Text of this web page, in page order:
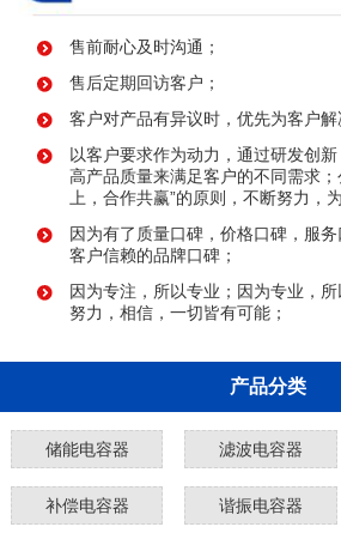
售前耐心及时沟通；
售后定期回访客户；
客户对产品有异议时，优先为客户解
以客户要求作为动力，通过研发创
高产品质量来满足客户的不同需求
上，合作共赢”的原则，不断努力，
因为有了质量口碑，价格口碑，服
客户信赖的品牌口碑；
因为专注，所以专业；因为专业，
努力，相信，一切皆有可能；
产品分类
储能电容器 滤波电容器
补偿电容器 谐振电容器